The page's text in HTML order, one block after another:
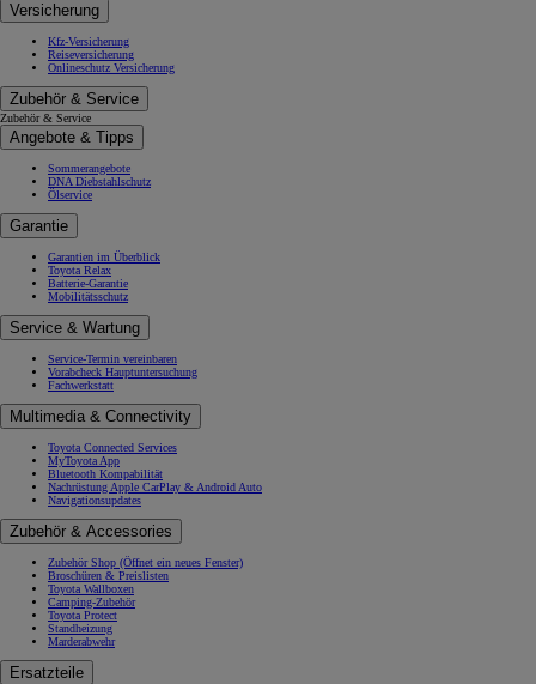
Versicherung
Kfz-Versicherung
Reiseversicherung
Onlineschutz Versicherung
Zubehör & Service
Zubehör & Service
Angebote & Tipps
Sommerangebote
DNA Diebstahlschutz
Ölservice
Garantie
Garantien im Überblick
Toyota Relax
Batterie-Garantie
Mobilitätsschutz
Service & Wartung
Service-Termin vereinbaren
Vorabcheck Hauptuntersuchung
Fachwerkstatt
Multimedia & Connectivity
Toyota Connected Services
MyToyota App
Bluetooth Kompabilität
Nachrüstung Apple CarPlay & Android Auto
Navigationsupdates
Zubehör & Accessories
Zubehör Shop (Öffnet ein neues Fenster)
Broschüren & Preislisten
Toyota Wallboxen
Camping-Zubehör
Toyota Protect
Standheizung
Marderabwehr
Ersatzteile